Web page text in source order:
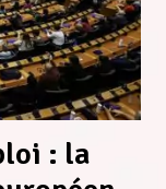
: la